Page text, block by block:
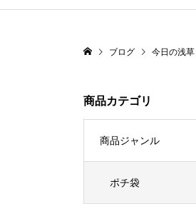
ブログ 今日の浅草
商品カテゴリ
商品ジャンル
ポチ袋